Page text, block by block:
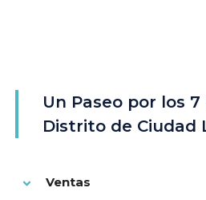
Un Paseo por los
Distrito de Ciudad
Ventas